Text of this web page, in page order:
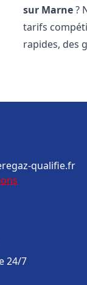
sur Marne?
tarifs
rapides, des
qualifie.fr
24/7